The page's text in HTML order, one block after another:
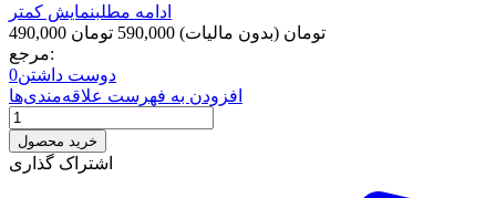
ادامه مطلبنمایش کمتر
490,000 تومان (بدون مالیات) 590,000 تومان
مرجع:
دوست داشتن0
افزودن به فهرست علاقه‌مندی‌ها
خرید محصول
اشتراک گذاری